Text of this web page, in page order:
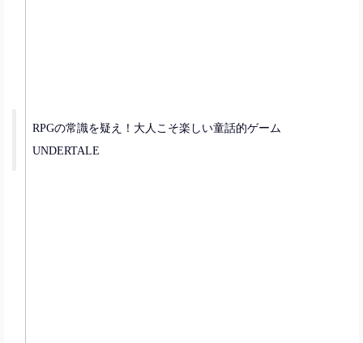
RPGの常識を疑え！大人こそ楽しい童話的ゲーム
UNDERTALE